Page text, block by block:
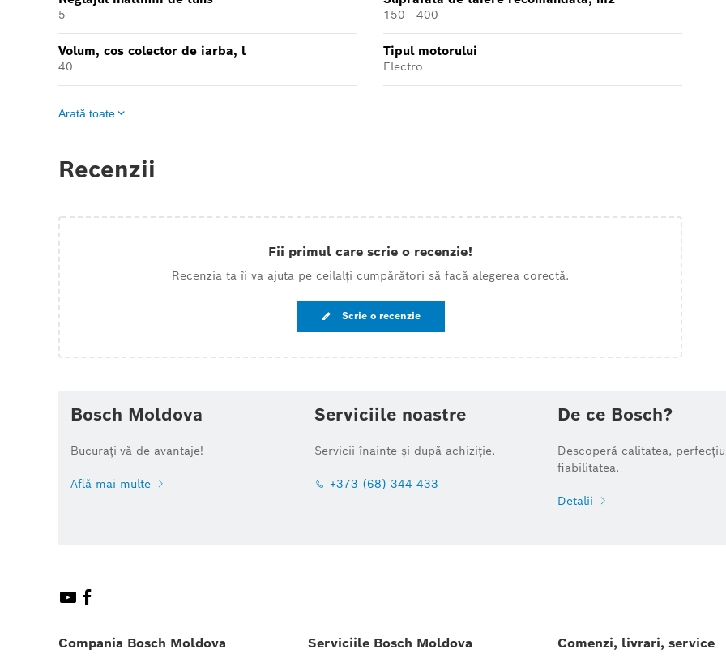
5 150 - 400
Volum, cos colector de iarba, l
40
Tipul motorului
Electro
Arată toate
Recenzii
Fii primul care scrie o recenzie!
Recenzia ta îi va ajuta pe ceilalți cumpărători să facă alegerea corectă.
Scrie o recenzie
Bosch Moldova
Bucurați-vă de avantaje!
Află mai multe
Serviciile noastre
Servicii înainte și după achiziție.
+373 (68) 344 433
De ce Bosch?
Descoperă calitatea,
fiabilitatea.
Detalii
Compania Bosch Moldova Serviciile Bosch Moldova Comenzi, livrari, service